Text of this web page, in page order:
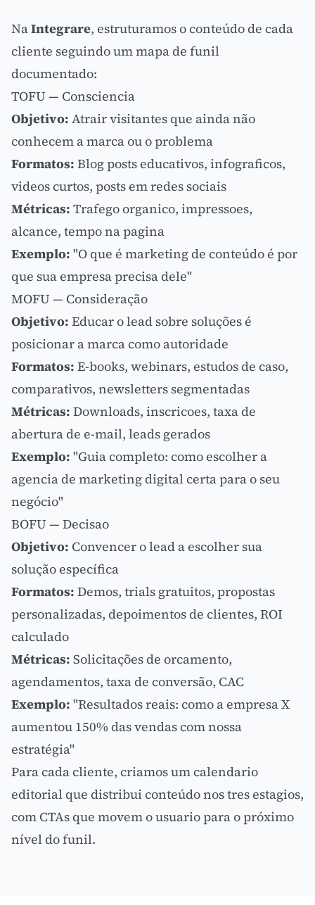
NaIntegrare, estruturamos o conteúdo de cada
cliente seguindo um mapa de funil
documentado:
TOFU — Consciencia
Objetivo: Atrair visitantes que ainda não
conhecem a marca ou o problema
Formatos: Blog posts educativos, infograficos,
videos curtos, posts em redes sociais
Métricas: Trafego organico, impressoes,
alcance, tempo na pagina
Exemplo: "O que é marketing de conteúdo é por
que sua empresa precisa dele"
MOFU — Consideração
Objetivo: Educar olead sobre soluções é
posicionar a marca como autoridade
Formatos: E-books, webinars, estudos de caso,
comparativos, newsletters segmentadas
Métricas: Downloads, inscricoes, taxa de
abertura de e-mail, leads gerados
Exemplo: "Guia completo: como escolher a
agencia de marketing digital certa para o seu
negócio"
BOFU — Decisao
Objetivo: Convencer o lead a escolher sua
solução específica
Formatos: Demos, trials gratuitos, propostas
personalizadas, depoimentos de clientes, ROI
calculado
Métricas: Solicitações de orcamento,
agendamentos, taxa de conversão, CAC
Exemplo: "Resultados reais: como a empresa X
aumentou 150% das vendas com nossa
estratégia"
Para cada cliente, criamos um calendario
editorial que distribui conteúdo nos tres estagios,
com CTAs que movem o usuario para o próximo
nível do funil.